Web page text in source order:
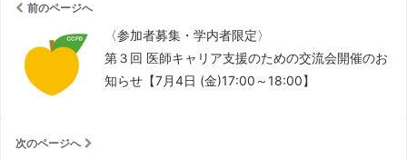
前のページへ
〈参加者募集・学内者限定〉
第３回 医師キャリア支援のための交流会開催のお
知らせ【7月4日 (金)17:00～18:00】
次のページへ